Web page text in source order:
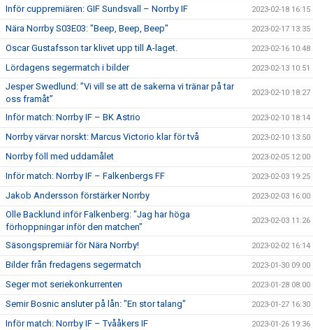
Inför cuppremiären: GIF Sundsvall – Norrby IF 2023-02-18 16:15
Nära Norrby S03E03: "Beep, Beep, Beep" 2023-02-17 13:35
Oscar Gustafsson tar klivet upp till A-laget. 2023-02-16 10:48
Lördagens segermatch i bilder 2023-02-13 10:51
Jesper Swedlund: ”Vi vill se att de sakerna vi tränar på tar
oss framåt”
2023-02-10 18:27
Inför match: Norrby IF – BK Astrio 2023-02-10 18:14
Norrby värvar norskt: Marcus Victorio klar för två 2023-02-10 13:50
Norrby föll med uddamålet 2023-02-05 12:00
Inför match: Norrby IF – Falkenbergs FF 2023-02-03 19:25
Jakob Andersson förstärker Norrby 2023-02-03 16:00
Olle Backlund inför Falkenberg: "Jag har höga
förhoppningar inför den matchen"
2023-02-03 11:26
Säsongspremiär för Nära Norrby! 2023-02-02 16:14
Bilder från fredagens segermatch 2023-01-30 09:00
Seger mot seriekonkurrenten 2023-01-28 08:00
Semir Bosnic ansluter på lån: "En stor talang" 2023-01-27 16:30
Inför match: Norrby IF – Tvååkers IF 2023-01-26 19:36